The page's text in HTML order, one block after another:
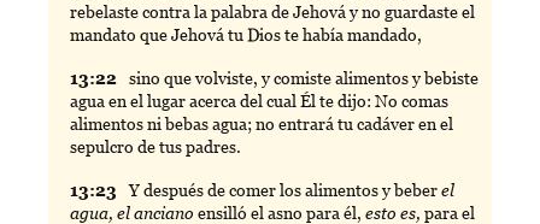
rebelaste contra la palabra de Jehová y no guardaste el
mandato que Jehová tu Dios te había mandado,
13:22 sino que volviste, y comiste alimentos y bebiste
agua en el lugar acerca del cual Él te dijo: No comas
alimentos ni bebas agua; no entrará tu cadáver en el
sepulcro de tus padres.
13:23 Ydespués de comer los alimentos y beberel
agua, el anciano ensilló el asno para él,esto es, para el